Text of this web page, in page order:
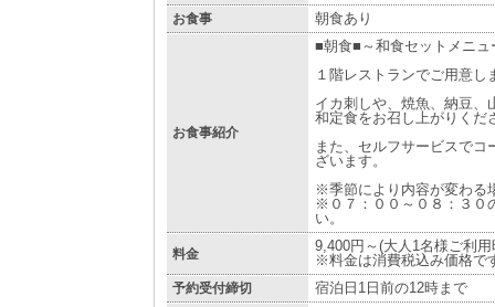
お食事 朝食あり
お食事紹介
■朝食■～和食セットメニュ
１階レストランでご用意し
イカ刺しや、焼魚、納豆、
和定食をお召し上がりくだ
また、セルフサービスでコ
ざいます。
※季節により内容が変わる
※０７：００～０８：３０
い。
料金
9,400円～(大人1名様ご利
※料金は消費税込み価格で
予約受付締切 宿泊日1日前の12時まで